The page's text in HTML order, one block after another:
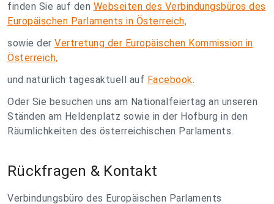
finden Sie auf den Webseiten des Verbindungsbüros des
Europäischen Parlaments in Österreich,
sowie der Vertretung der Europäischen Kommission in
Österreich,
und natürlich tagesaktuell auf Facebook.
Oder Sie besuchen uns am Nationalfeiertag an unseren
Ständen am Heldenplatz sowie in der Hofburg in den
Räumlichkeiten des österreichischen Parlaments.
Rückfragen & Kontakt
Verbindungsbüro des Europäischen Parlaments